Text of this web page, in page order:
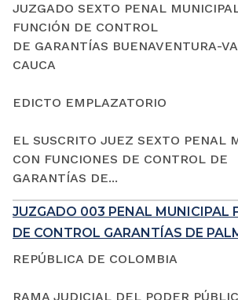
JUZGADO SEXTO PENAL
FUNCIÓN DE CONTROL
DE GARANTÍAS BUENAVENTURA-
CAUCA
EDICTO EMPLAZATORIO
EL SUSCRITO JUEZ SEXTO PENAL
CON FUNCIONES DE CONTROL DE
GARANTÍAS DE...
JUZGADO 003 PENAL MUNICIPAL
DE CONTROL GARANTÍAS DE
REPÚBLICA DE COLOMBIA
RAMA JUDICIAL DEL PODER